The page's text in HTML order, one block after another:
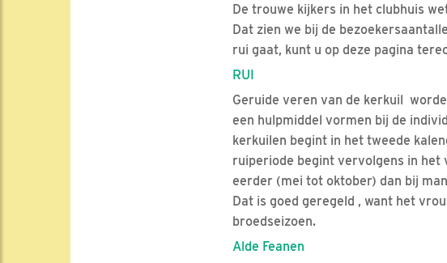
De trouwe kijkers in het clubhuis
Dat zien we bij de
rui gaat, kunt u op deze pagina
RUI
Geruide veren van de kerkuil
een hulpmiddel vormen bij de
kerkuilen begint in het tweede
ruiperiode begint vervolgens in het
eerder (mei tot oktober) dan bij
Dat is goed geregeld , want het
broedseizoen.
Alde Feanen